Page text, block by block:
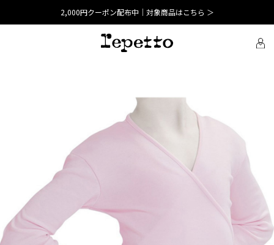
2,000円クーポン配布中｜対象商品はこちら ＞